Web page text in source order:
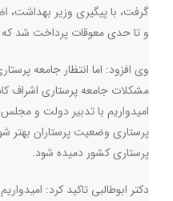
گرفت، با پیگیری وزیر بهداشت،
و تا حدی معوقات پرداخت شد که
وی افزود: اما انتظار جامعه
مشکلات جامعه پرستاری اشراف
امیدواریم با تدبیر دولت و
پرستاری وضعیت پرستاران بهتر
پرستاری کشور دمیده شود.
دکتر ابوطالبی تاکید کرد: